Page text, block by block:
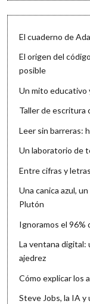
El cuaderno de Ada
El origen del
posible
Un mito educativo
Taller de escritura
Leer sin barreras:
Un laboratorio de
Entre cifras y
Una canica azul,
Plutón
Ignoramos el 96%
La ventana digital:
ajedrez
Cómo explicar los
Steve Jobs, la IA y